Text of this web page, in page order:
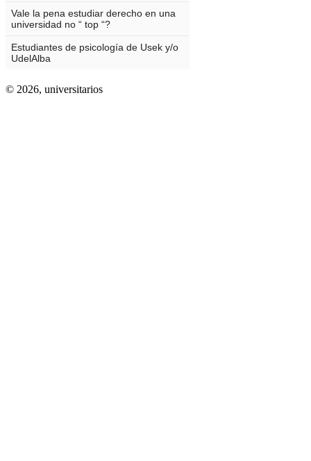
© 2026, universitarios